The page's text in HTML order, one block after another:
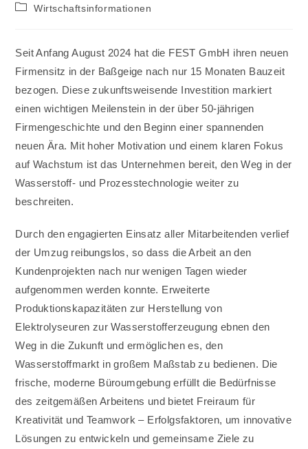
Beitrags-
Wirtschaftsinformationen
Seit Anfang August 2024 hat die FEST GmbH ihren neuen
Firmensitz in der Baßgeige nach nur 15 Monaten Bauzeit
bezogen. Diese zukunftsweisende Investition markiert
einen wichtigen Meilenstein in der über 50-jährigen
Firmengeschichte und den Beginn einer spannenden
neuen Ära. Mit hoher Motivation und einem klaren Fokus
auf Wachstum ist das Unternehmen bereit, den Weg in der
Wasserstoff- und Prozesstechnologie weiter zu
beschreiten.
Durch den engagierten Einsatz aller Mitarbeitenden verlief
der Umzug reibungslos, so dass die Arbeit an den
Kundenprojekten nach nur wenigen Tagen wieder
aufgenommen werden konnte. Erweiterte
Produktionskapazitäten zur Herstellung von
Elektrolyseuren zur Wasserstofferzeugung ebnen den
Weg in die Zukunft und ermöglichen es, den
Wasserstoffmarkt in großem Maßstab zu bedienen. Die
frische, moderne Büroumgebung erfüllt die Bedürfnisse
des zeitgemäßen Arbeitens und bietet Freiraum für
Kreativität und Teamwork – Erfolgsfaktoren, um innovative
Lösungen zu entwickeln und gemeinsame Ziele zu